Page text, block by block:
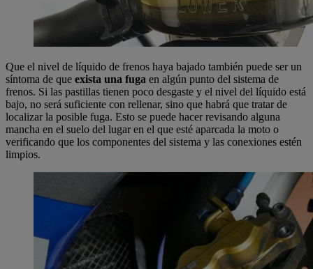
Que el nivel de líquido de frenos haya bajado también puede ser un
síntoma de que exista una fuga en algún punto del sistema de
frenos. Si las pastillas tienen poco desgaste y el nivel del líquido está
bajo, no será suficiente con rellenar, sino que habrá que tratar de
localizar la posible fuga. Esto se puede hacer revisando alguna
mancha en el suelo del lugar en el que esté aparcada la moto o
verificando que los componentes del sistema y las conexiones estén
limpios.